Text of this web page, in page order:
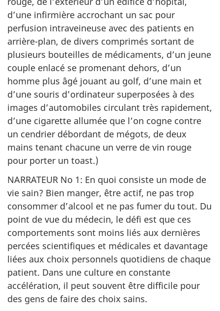
d’une infirmière accrochant un sac pour
perfusion intraveineuse avec des patients en
arrière-plan, de divers comprimés sortant de
plusieurs bouteilles de médicaments, d’un jeune
couple enlacé se promenant dehors, d’un
homme plus âgé jouant au golf, d’une main et
d’une souris d’ordinateur superposées à des
images d’automobiles circulant très rapidement,
d’une cigarette allumée que l’on cogne contre
un cendrier débordant de mégots, de deux
mains tenant chacune un verre de vin rouge
pour porter un toast.)
NARRATEUR No 1: En quoi consiste un mode de
vie sain? Bien manger, être actif, ne pas trop
consommer d’alcool et ne pas fumer du tout. Du
point de vue du médecin, le défi est que ces
comportements sont moins liés aux dernières
percées scientifiques et médicales et davantage
liées aux choix personnels quotidiens de chaque
patient. Dans une culture en constante
accélération, il peut souvent être difficile pour
des gens de faire des choix sains.